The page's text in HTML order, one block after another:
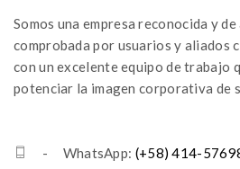
Somos una empresa reconocida y
comprobada por usuarios y aliados
con un excelente equipo de trabajo
potenciar la imagen corporativa de
- WhatsApp: (+58) 414-